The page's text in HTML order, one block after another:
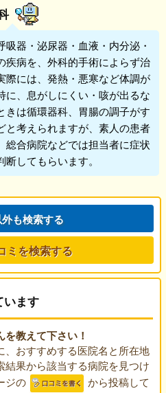
器・泌尿器・血液・内分泌・
疾病を、外科的手術によらず治
際には、発熱・悪寒など体調が
に、息がしにくい・咳が出るな
きは循環器科、胃腸の調子がす
と考えられますが、素人の患者
総合病院などでは担当者に症状
してもらいます。
も検索する
ミを検索する
います
教えて下さい！
おすすめする医院名と所在地
果から該当する病院を見つけ
ジの
から投稿して